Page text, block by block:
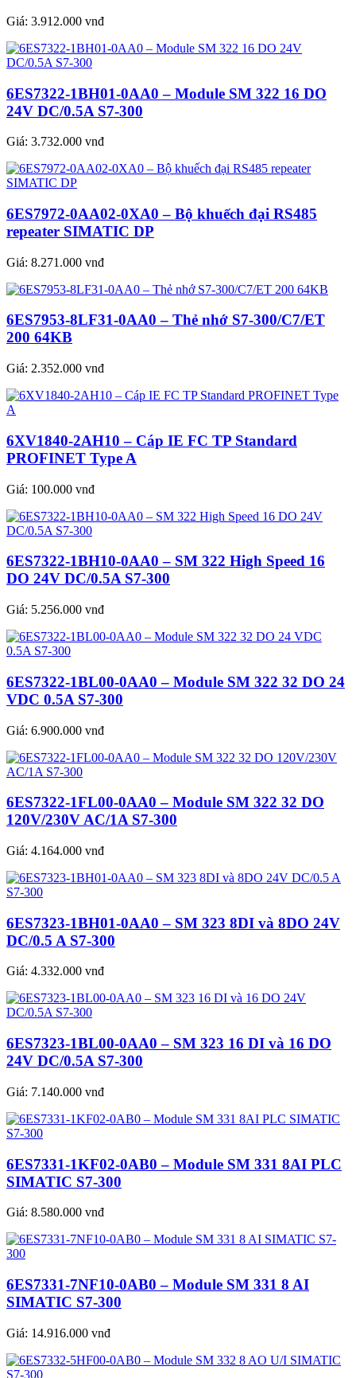
Giá: 3.912.000 vnđ
6ES7322-1BH01-0AA0 – Module SM 322 16 DO
24V DC/0.5A S7-300
Giá: 3.732.000 vnđ
6ES7972-0AA02-0XA0 – Bộ khuếch đại RS485
repeater SIMATIC DP
Giá: 8.271.000 vnđ
6ES7953-8LF31-0AA0 – Thẻ nhớ S7-300/C7/ET
200 64KB
Giá: 2.352.000 vnđ
6XV1840-2AH10 – Cáp IE FC TP Standard
PROFINET Type A
Giá: 100.000 vnđ
6ES7322-1BH10-0AA0 – SM 322 High Speed 16
DO 24V DC/0.5A S7-300
Giá: 5.256.000 vnđ
6ES7322-1BL00-0AA0 – Module SM 322 32 DO 24
VDC 0.5A S7-300
Giá: 6.900.000 vnđ
6ES7322-1FL00-0AA0 – Module SM 322 32 DO
120V/230V AC/1A S7-300
Giá: 4.164.000 vnđ
6ES7323-1BH01-0AA0 – SM 323 8DI và 8DO 24V
DC/0.5 A S7-300
Giá: 4.332.000 vnđ
6ES7323-1BL00-0AA0 – SM 323 16 DI và 16 DO
24V DC/0.5A S7-300
Giá: 7.140.000 vnđ
6ES7331-1KF02-0AB0 – Module SM 331 8AI PLC
SIMATIC S7-300
Giá: 8.580.000 vnđ
6ES7331-7NF10-0AB0 – Module SM 331 8 AI
SIMATIC S7-300
Giá: 14.916.000 vnđ